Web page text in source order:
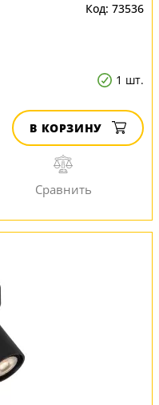
73536
1 шт.
В КОРЗИНУ